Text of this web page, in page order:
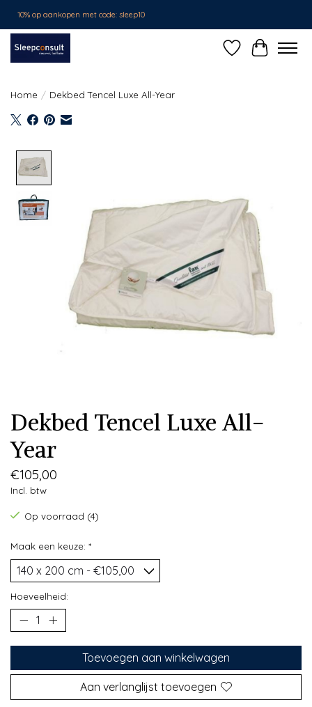
10% op aankopen met code: sleep10
Verlanglijst
Home / Dekbed Tencel Luxe All-Year
Dekbed Tencel Luxe All-
Year
€105,00
Incl. btw
Op voorraad (4)
Maak een keuze: *
Hoeveelheid:
Toevoegen aan winkelwagen
Aan verlanglijst toevoegen